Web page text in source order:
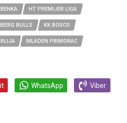
HT PREMIJER LIGA
BULLS KK BOSCO
MLADEN PRIMORAC
WhatsApp Viber